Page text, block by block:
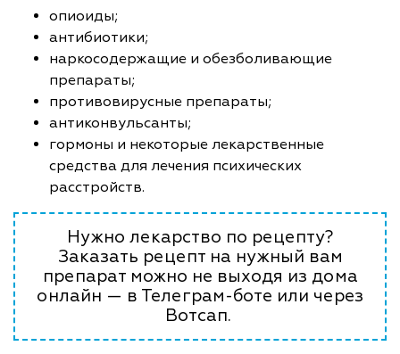
опиоиды;
антибиотики;
наркосодержащие и обезболивающие
препараты;
противовирусные препараты;
антиконвульсанты;
гормоны и некоторые лекарственные
средства для лечения психических
расстройств.
Нужно лекарство по рецепту?
Заказать рецепт на нужный вам
препарат можно не выходя из дома
онлайн — в Телеграм-боте или через
Вотсап.